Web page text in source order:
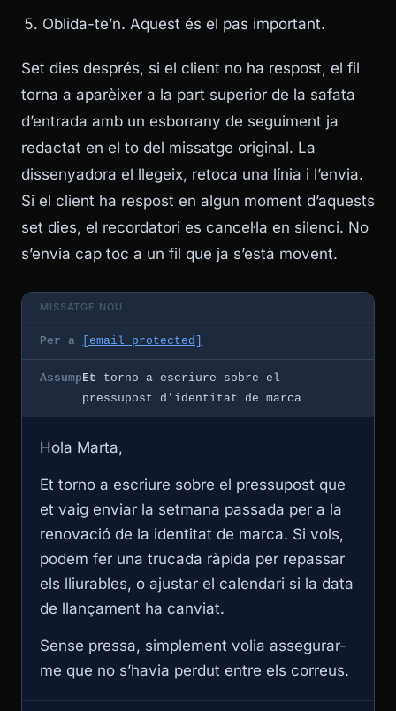
Oblida-te’n. Aquest és el pas important.
Set dies després, si el client no ha respost, el fil
torna a aparèixer a la part superior de la safata
d’entrada amb un esborrany de seguiment ja
redactat en el to del missatge original. La
dissenyadora el llegeix, retoca una línia i l’envia.
Si el client ha respost en algun moment d’aquests
set dies, el recordatori es cancel·la en silenci. No
s’envia cap toc a un fil que ja s’està movent.
MISSATGE NOU
Per a [email protected]
AssumpteEt torno a escriure sobre el
pressupost d'identitat de marca
Hola Marta,
Et torno a escriure sobre el pressupost que
et vaig enviar la setmana passada per a la
renovació de la identitat de marca. Si vols,
podem fer una trucada ràpida per repassar
els lliurables, o ajustar el calendari si la data
de llançament ha canviat.
Sense pressa, simplement volia assegurar-
me que no s’havia perdut entre els correus.